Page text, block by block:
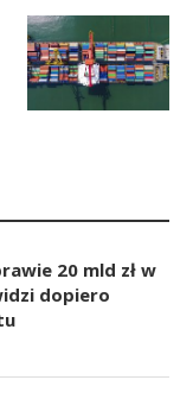
20 mld zł w
dopiero